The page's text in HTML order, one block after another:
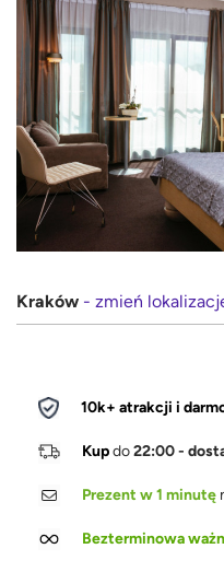
Kraków - zmień
10k+ atrakcji i
Kupdo22:00 -
Prezent w 1 minutę
Bezterminowa